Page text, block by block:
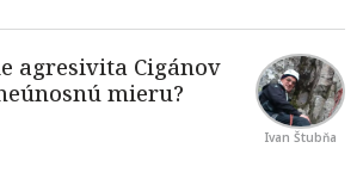
Ivan Štubňa